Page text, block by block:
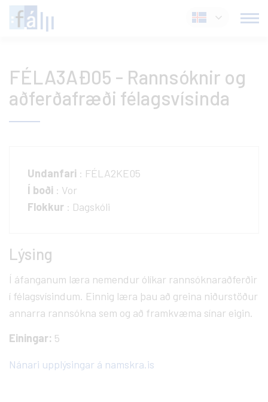
Fara
í
Íslenska
FÉLA3AÐ05 - Rannsóknir og
aðferðafræði félagsvísinda
Undanfari : FÉLA2KE05
Í boði : Vor
Flokkur : Dagskóli
Lýsing
Í áfanganum læra nemendur ólíkar rannsóknaraðferðir
í félagsvísindum. Einnig læra þau að greina niðurstöður
annarra rannsókna sem og að framkvæma sínar eigin.
Einingar: 5
Nánari upplýsingar á namskra.is